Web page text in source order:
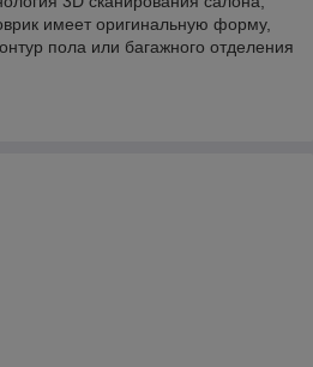
имеет оригинальную форму,
пола или багажного отделения